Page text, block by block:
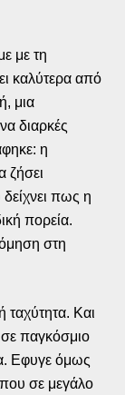
με τη
καλύτερα από
μια
διαρκές
η
ζήσει
πως η
πορεία.
στη
ταχύτητα. Και
παγκόσμιο
Εφυγε όμως
σε μεγάλο